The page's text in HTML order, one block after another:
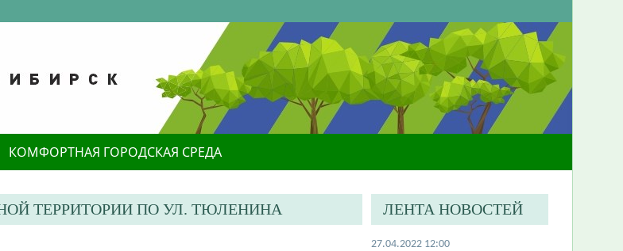
КОМФОРТНАЯ ГОРОДСКАЯ СРЕДА
ТЕРРИТОРИИ ПО УЛ. ТЮЛЕНИНА ЛЕНТА НОВОСТЕЙ
27.04.2022 12:00